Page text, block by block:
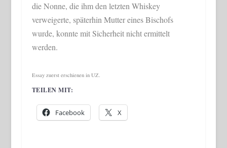
die Nonne, die ihm den letzten Whiskey
verweigerte, späterhin Mutter eines Bischofs
wurde, konnte mit Sicherheit nicht ermittelt
werden.
Essay zuerst erschienen in UZ.
TEILEN MIT:
Facebook X